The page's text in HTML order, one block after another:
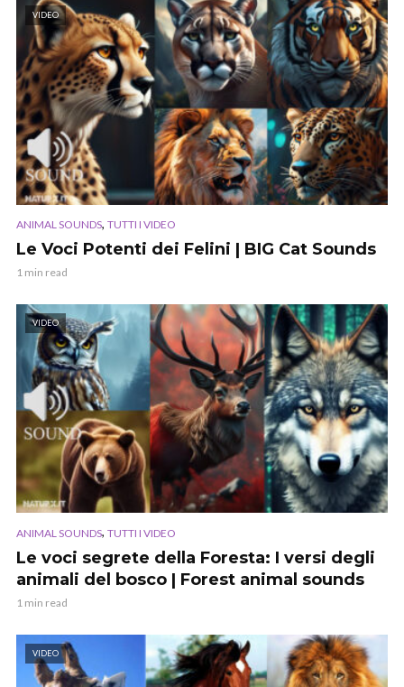
VIDEO
ANIMAL SOUNDS, TUTTI I VIDEO
Le Voci Potenti dei Felini | BIG Cat Sounds
1 min read
VIDEO
ANIMAL SOUNDS, TUTTI I VIDEO
Le voci segrete della Foresta: I versi degli
animali del bosco | Forest animal sounds
1 min read
VIDEO